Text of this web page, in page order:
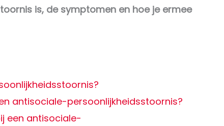
is, de symptomen en hoe je ermee
antisociale-persoonlijkheidsstoornis?
een antisociale-